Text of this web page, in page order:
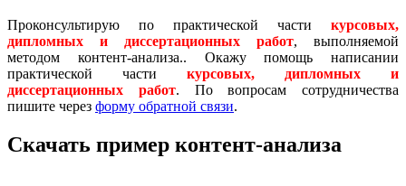
Проконсультирую по практической части курсовых,
дипломных и диссертационных работ, выполняемой
методом контент-анализа.. Окажу помощь написании
практической части курсовых, дипломных и
диссертационных работ. По вопросам сотрудничества
пишите через форму обратной связи.
Скачать пример контент-анализа